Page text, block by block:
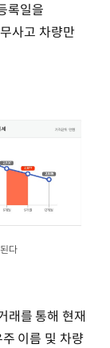
록일을
사고 차량만
다
래를 통해 현재
이름 및 차량